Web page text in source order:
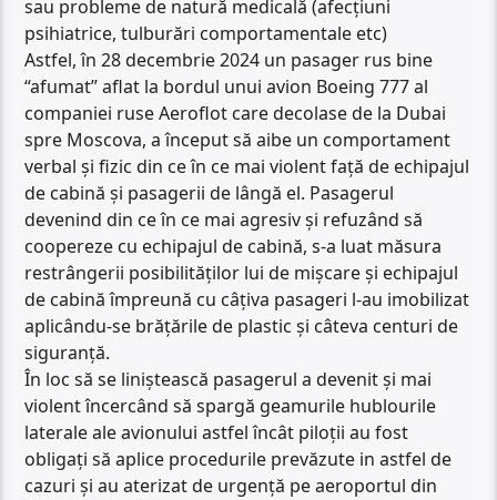
sau probleme de natură medicală (afecțiuni
psihiatrice, tulburări comportamentale etc)
Astfel, în 28 decembrie 2024 un pasager rus bine
“afumat” aflat la bordul unui avion Boeing 777 al
companiei ruse Aeroflot care decolase de la Dubai
spre Moscova, a început să aibe un comportament
verbal și fizic din ce în ce mai violent față de echipajul
de cabină și pasagerii de lângă el. Pasagerul
devenind din ce în ce mai agresiv și refuzând să
coopereze cu echipajul de cabină, s-a luat măsura
restrângerii posibilităților lui de mișcare și echipajul
de cabină împreună cu câțiva pasageri l-au imobilizat
aplicându-se brățările de plastic și câteva centuri de
siguranță.
În loc să se liniștească pasagerul a devenit și mai
violent încercând să spargă geamurile hublourile
laterale ale avionului astfel încât piloții au fost
obligați să aplice procedurile prevăzute in astfel de
cazuri și au aterizat de urgență pe aeroportul din